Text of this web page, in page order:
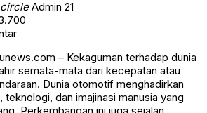
Admin 21
– Kekaguman terhadap dunia
semata-mata dari kecepatan atau
Dunia otomotif menghadirkan
teknologi, dan imajinasi manusia yang